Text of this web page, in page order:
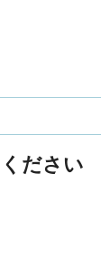
ださい